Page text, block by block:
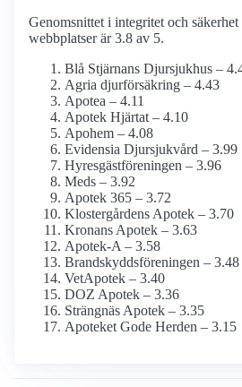
Genomsnittet i integritet och
webbplatser är 3.8 av 5.
Blå Stjärnans Djursjukhus –
Agria djurförsäkring – 4.43
Apotea – 4.11
Apotek Hjärtat – 4.10
Apohem – 4.08
Evidensia Djursjukvård – 3.99
Hyresgästföreningen – 3.96
Meds – 3.92
Apotek 365 – 3.72
Klostergårdens Apotek – 3.70
Kronans Apotek – 3.63
Apotek-A – 3.58
Brandskyddsföreningen – 3.48
VetApotek – 3.40
DOZ Apotek – 3.36
Strängnäs Apotek – 3.35
Apoteket Gode Herden – 3.15